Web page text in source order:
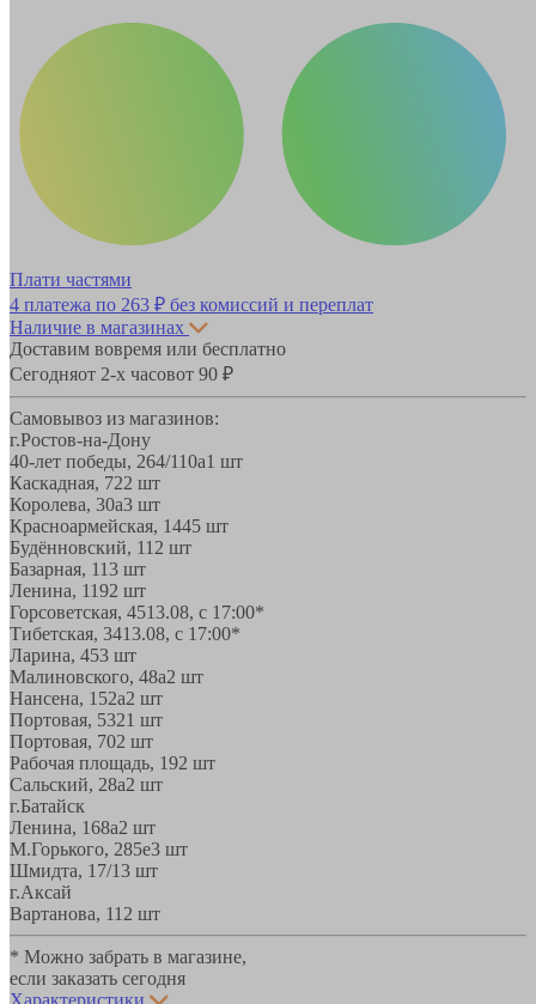
Плати частями
4 платежа по 263 ₽ без комиссий и переплат
Наличие в магазинах
Доставим вовремя или бесплатно
Сегодняот 2-х часовот 90 ₽
Самовывоз из магазинов:
г.Ростов-на-Дону
40-лет победы, 264/110а1 шт
Каскадная, 722 шт
Королева, 30а3 шт
Красноармейская, 1445 шт
Будённовский, 11 2 шт
Базарная, 113 шт
Ленина, 1192 шт
Горсоветская, 4513.08, с 17:00*
Тибетская, 3413.08, с 17:00*
Ларина, 453 шт
Малиновского, 48а2 шт
Нансена, 152а2 шт
Портовая, 5321 шт
Портовая, 702 шт
Рабочая площадь, 192 шт
Сальский, 28a2 шт
г.Батайск
Ленина, 168а2 шт
М.Горького, 285е3 шт
Шмидта, 17/13 шт
г.Аксай
Вартанова, 11 2 шт
* Можно забрать в магазине,
если заказать сегодня
Характеристики